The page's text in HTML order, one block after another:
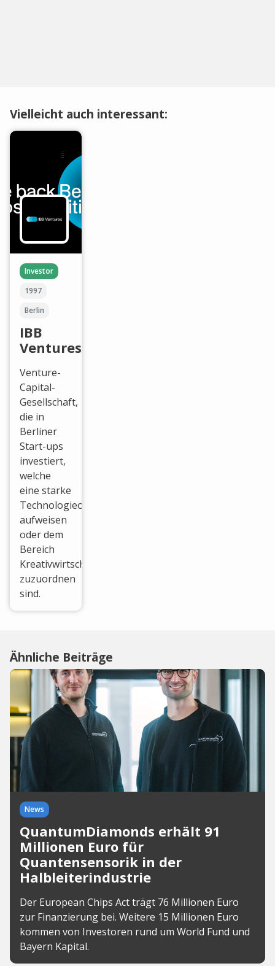
Vielleicht auch interessant:
Investor
1997
Berlin
IBB
Ventures
Venture-
Capital-
Gesellschaft,
die in
Berliner
Start-ups
investiert,
welche
eine starke
Technologieorientierung
aufweisen
oder dem
Bereich
Kreativwirtschaft
zuzuordnen
sind.
Ähnliche Beiträge
News
QuantumDiamonds erhält 91
Millionen Euro für
Quantensensorik in der
Halbleiterindustrie
Der European Chips Act trägt 76 Millionen Euro
zur Finanzierung bei. Weitere 15 Millionen Euro
kommen von Investoren rund um World Fund und
Bayern Kapital.